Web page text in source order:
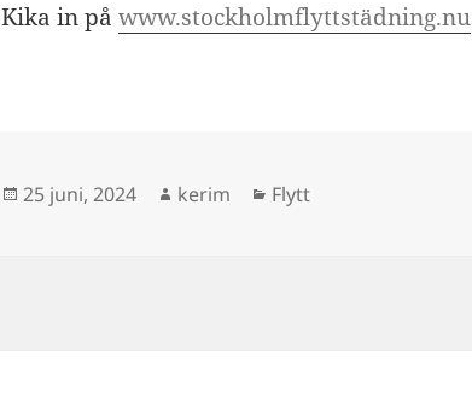
Kika in påwww.stockholmflyttstädning.nu
Postat
25 juni, 2024 Författare
kerim Kategorier
Flytt